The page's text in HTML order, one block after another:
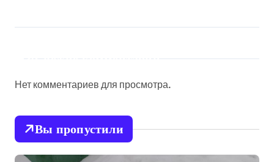
Нет комментариев для просмотра.
Вы пропустили